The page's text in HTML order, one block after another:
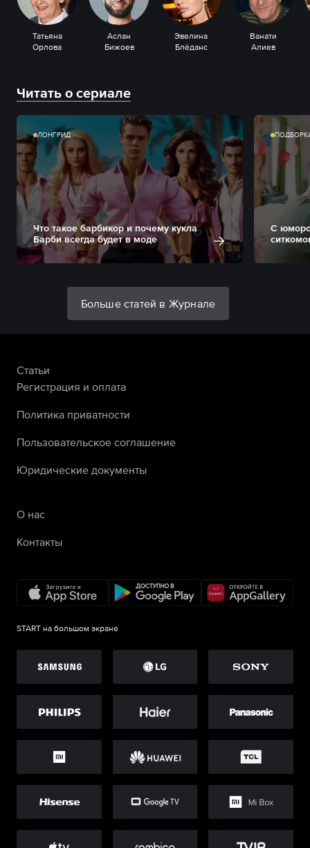
Татьяна
Орлова
Аслан
Бижоев
Эвелина
Блёданс
Ванати
Алиев
Читать о сериале
ЛОНГРИД
Что такое барбикор и почему кукла
Барби всегда будет в моде
С
Больше статей в Журнале
Статьи
Регистрация и оплата
Политика приватности
Пользовательское соглашение
Юридические документы
О нас
Контакты
START на большом экране